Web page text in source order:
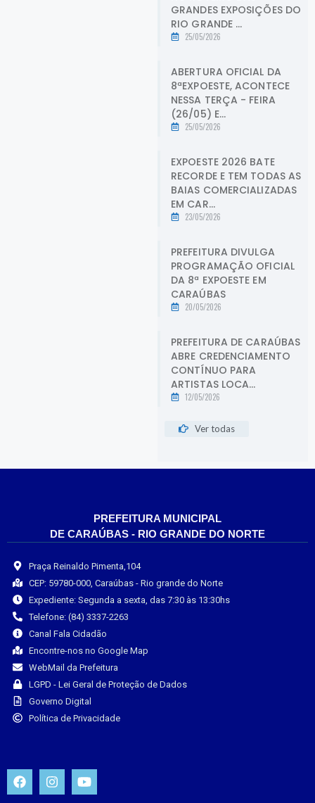
GRANDES EXPOSIÇÕES DO
RIO GRANDE ...
25/05/2026
ABERTURA OFICIAL DA
8ªEXPOESTE, ACONTECE
NESSA TERÇA - FEIRA
(26/05) E...
25/05/2026
EXPOESTE 2026 BATE
RECORDE E TEM TODAS AS
BAIAS COMERCIALIZADAS
EM CAR...
23/05/2026
PREFEITURA DIVULGA
PROGRAMAÇÃO OFICIAL
DA 8ª EXPOESTE EM
CARAÚBAS
20/05/2026
PREFEITURA DE CARAÚBAS
ABRE CREDENCIAMENTO
CONTÍNUO PARA
ARTISTAS LOCA...
12/05/2026
Ver todas
PREFEITURA MUNICIPAL
DE CARAÚBAS - RIO GRANDE DO NORTE
Praça Reinaldo Pimenta,104
CEP: 59780-000, Caraúbas - Rio grande do Norte
Expediente: Segunda a sexta, das 7:30 às 13:30hs
Telefone: (84) 3337-2263
Canal Fala Cidadão
Encontre-nos no Google Map
WebMail da Prefeitura
LGPD - Lei Geral de Proteção de Dados
Governo Digital
Política de Privacidade